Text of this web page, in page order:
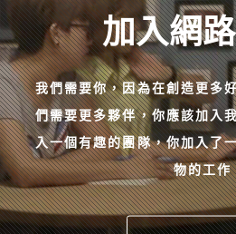
加入網
我們需要你，因為在創造更多
們需要更多夥伴，你應該加入
入一個有趣的團隊，你加入了
物的工作